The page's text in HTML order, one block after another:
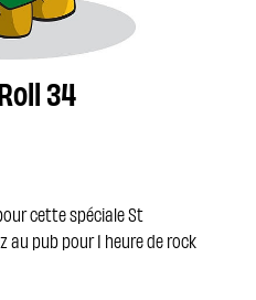
34
cette spéciale St
au pub pour 1 heure de rock